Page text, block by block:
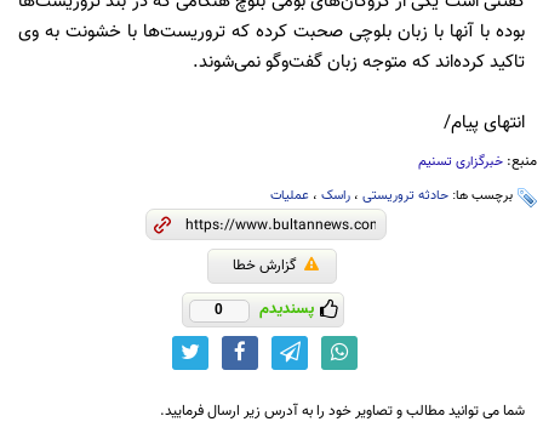
بوده با آنها با زبان بلوچی صحبت کرده که تروریست‌ها با خشونت به وی
تاکید کرده‌اند که متوجه زبان گفت‌وگو نمی‌شوند.
انتهای پیام/
منبع: خبرگزاری تسنیم
برچسب ها: حادثه تروریستی ، راسک ، عملیات
گزارش خطا
پسندیدم 0
شما می توانید مطالب و تصاویر خود را به آدرس زیر ارسال فرمایید.